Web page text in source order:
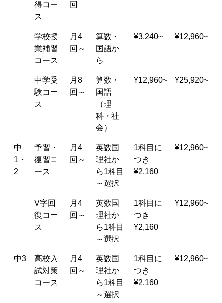
得コー
ス
回
学校授
業補習
コース
月4
回～
算数・
国語か
ら
¥3,240~ ¥12,960~
中学受
験コー
ス
月8
回～
算数・
国語
（理
科・社
会）
¥12,960~ ¥25,920~
中
1・
2
予習・
復習コ
ース
月4
回～
英数国
理社か
ら1科目
～選択
1科目に
つき
¥2,160
¥12,960~
V字回
復コー
ス
月4
回～
英数国
理社か
ら1科目
～選択
1科目に
つき
¥2,160
¥12,960~
中3
高校入
試対策
コース
月4
回～
英数国
理社か
ら1科目
～選択
1科目に
つき
¥2,160
¥12,960~